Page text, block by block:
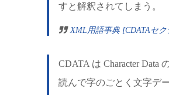
すと解釈されてしまう。
XML用語事典 [CDATAセ
CDATA は Character Data
読んで字のごとく文字デ